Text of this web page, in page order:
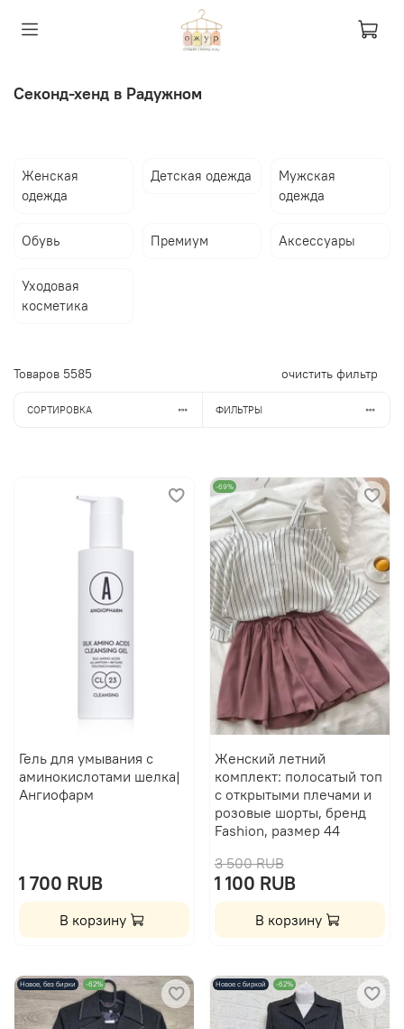
Секонд-хенд в Радужном
Женская
одежда
Детская одежда
Мужская
одежда
Обувь Премиум Аксессуары
Уходовая
косметика
Товаров 5585 очистить фильтр
СОРТИРОВКА ФИЛЬТРЫ
Гель для умывания с
аминокислотами шелка|
Ангиофарм
1 700 RUB
В корзину
-69%
Женский летний
комплект: полосатый топ
с открытыми плечами и
розовые шорты, бренд
Fashion, размер 44
3 500 RUB
1 100 RUB
В корзину
Новое, без бирки -62% Новое с биркой -62%